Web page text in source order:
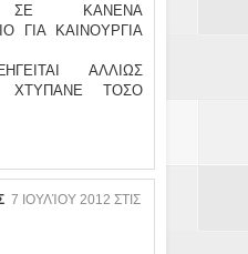
ΚΑΝΕΝΑ
ΓΙΑ ΚΑΙΝΟΥΡΓΙΑ
ΑΛΛΙΩΣ
ΧΤΥΠΑΝΕ ΤΟΣΟ
7 ΙΟΥΛΊΟΥ 2012 ΣΤΙΣ